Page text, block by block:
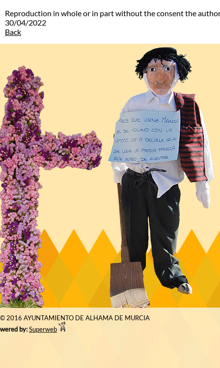
Reproduction in whole or in part without the consent the
30/04/2022
Back
© 2016 AYUNTAMIENTO DE ALHAMA DE MURCIA
by:Superweb